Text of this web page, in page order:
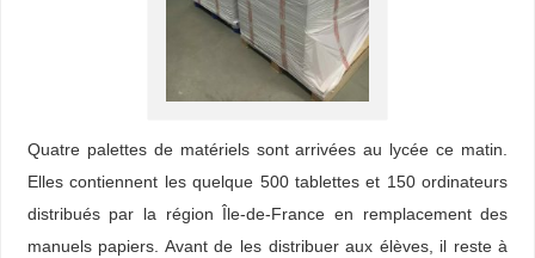
Quatre palettes de matériels sont arrivées au lycée ce matin.
Elles contiennent les quelque 500 tablettes et 150 ordinateurs
distribués par la région Île-de-France en remplacement des
manuels papiers. Avant de les distribuer aux élèves, il reste à